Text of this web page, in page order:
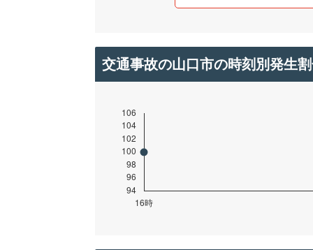
交通事故の山口市の時刻別発生